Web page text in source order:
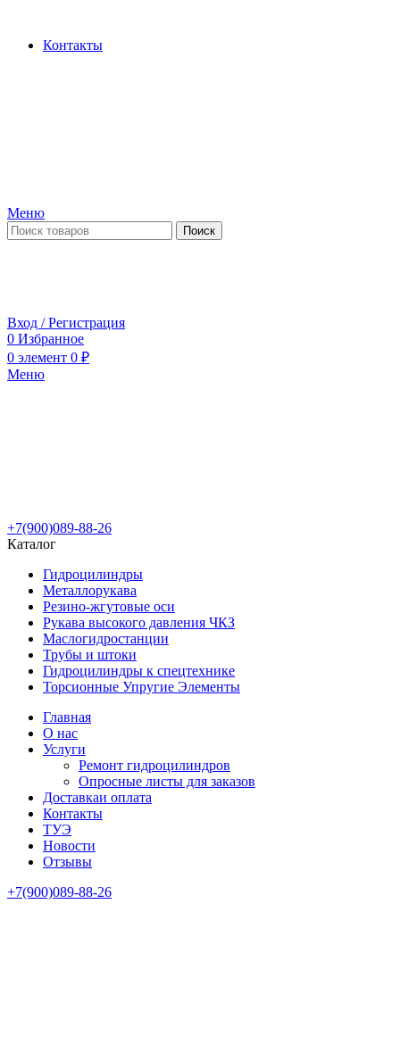
Контакты
Меню
Поиск
Вход / Регистрация
0 Избранное
0 элемент 0 ₽
Меню
+7(900)089-88-26
Каталог
Гидроцилиндры
Металлорукава
Резино-жгутовые оси
Рукава высокого давления ЧКЗ
Маслогидростанции
Трубы и штоки
Гидроцилиндры к спецтехнике
Торсионные Упругие Элементы
Главная
О нас
Услуги
Ремонт гидроцилиндров
Опросные листы для заказов
Доставкаи оплата
Контакты
ТУЭ
Новости
Отзывы
+7(900)089-88-26